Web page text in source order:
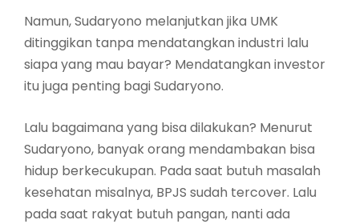
Namun, Sudaryono melanjutkan jika UMK
ditinggikan tanpa mendatangkan industri lalu
siapa yang mau bayar? Mendatangkan investor
itu juga penting bagi Sudaryono.
Lalu bagaimana yang bisa dilakukan? Menurut
Sudaryono, banyak orang mendambakan bisa
hidup berkecukupan. Pada saat butuh masalah
kesehatan misalnya, BPJS sudah tercover. Lalu
pada saat rakyat butuh pangan, nanti ada